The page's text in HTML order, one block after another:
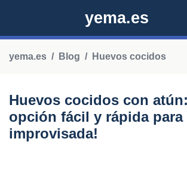
yema.es
yema.es Blog Huevos cocidos
Huevos cocidos con
opción fácil y rápida para
improvisada!